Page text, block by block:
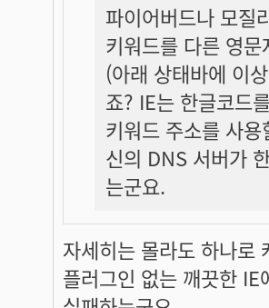
파이어버드나 모질
키워드를 다른 영
(아래 상태바에 이
죠? IE는 한글코드
키워드 주소를 사
신의 DNS 서버가
는군요.
자세히는 몰라도 하나로
플러그인 없는 깨끗한